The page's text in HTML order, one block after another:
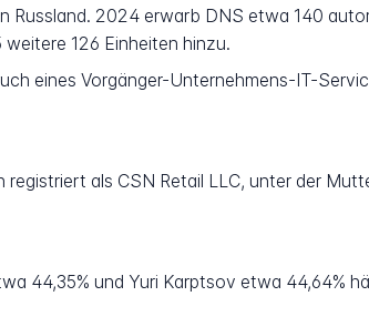
Russland. 2024 erwarb DNS etwa 140
126 Einheiten hinzu.
eines Vorgänger-Unternehmens-IT-
als CSN Retail LLC, unter der
44,35% und Yuri Karptsov etwa 44,64%